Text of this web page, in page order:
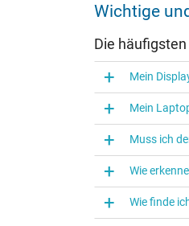
Wichtige
Die
Mein
Mein
Muss ich
Wie
Wie finde